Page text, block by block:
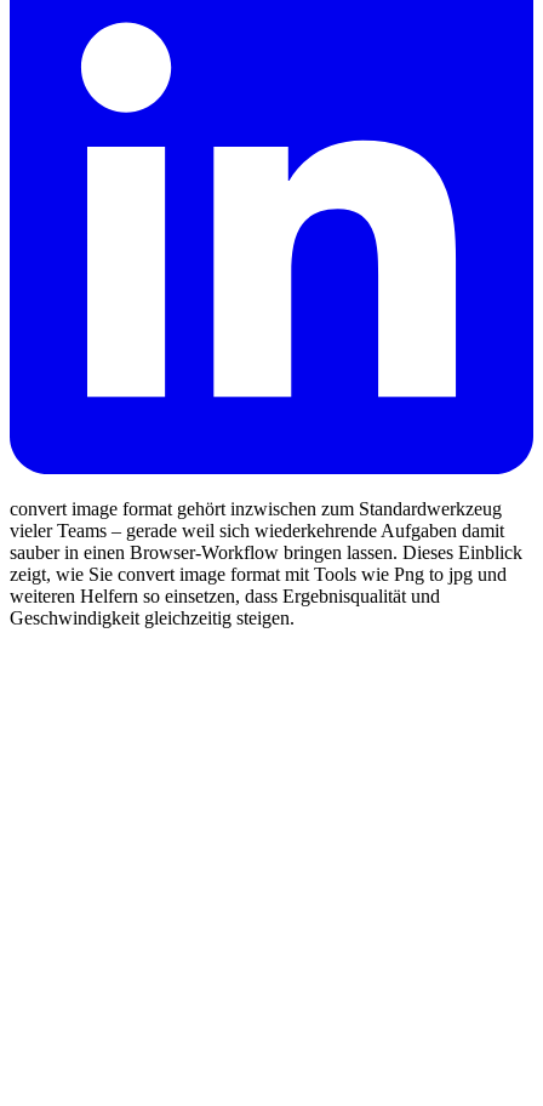
convert image format gehört inzwischen zum Standardwerkzeug
vieler Teams – gerade weil sich wiederkehrende Aufgaben damit
sauber in einen Browser‑Workflow bringen lassen. Dieses Einblick
zeigt, wie Sie convert image format mit Tools wie Png to jpg und
weiteren Helfern so einsetzen, dass Ergebnisqualität und
Geschwindigkeit gleichzeitig steigen.